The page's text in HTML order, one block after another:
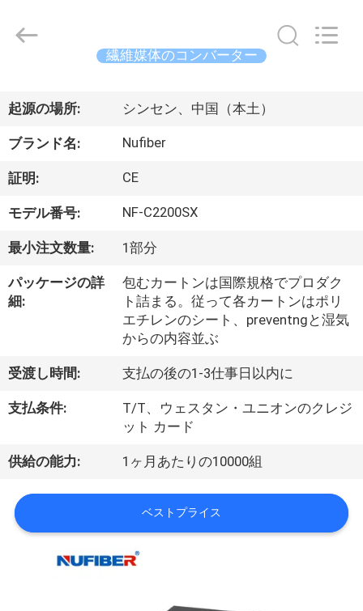
プ
ロ
ダ
ク
ト
達
に
い
て
2026
Shenzhen
Rights
Reserved.
ECER
繊維媒体のコンバーター
起源の場所: シンセン、中国（本土）
ブランド名: Nufiber
証明: CE
モデル番号: NF-C2200SX
最小注文数量: 1部分
パッケージの詳
細:
包むカートンは国際規格でプロダク
ト詰まる。従って各カートンはポリ
エチレンのシート、preventngと湿気
からの内容並ぶ
受渡し時間: 支払の後の1-3仕事日以内に
支払条件:
T/T、ウェスタン・ユニオンのクレジ
ット カード
供給の能力: 1ヶ月あたりの10000組
ベストプライス